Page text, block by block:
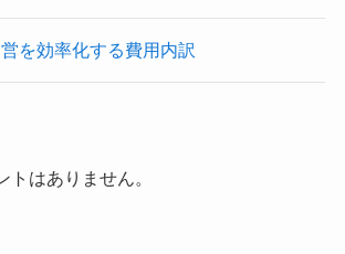
を効率化する費用内訳
はありません。